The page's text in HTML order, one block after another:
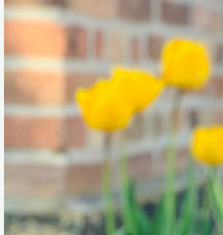
Autoimmune sygdomme
Tollerrelevante gentests
Træning
Info for instruktører
Jagt
Klubbens jagtprøvesystem
Jagtudvalgets dokumenter
Årets jagttoller
Årets Workingtest Toller
Dual Jagt
Dual Workingtest
How to enter my foreign dog